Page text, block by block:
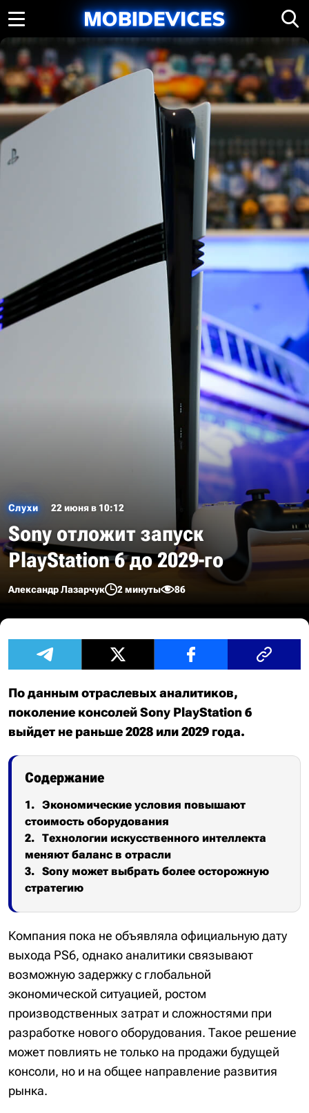
Слухи 22 июня в 10:12
Sony отложит запуск
PlayStation 6 до 2029-го
Александр Лазарчук 2 минуты 86
По данным отраслевых аналитиков,
поколение консолей Sony PlayStation 6
выйдет не раньше 2028 или 2029 года.
Содержание
Экономические условия повышают
стоимость оборудования
Технологии искусственного интеллекта
меняют баланс в отрасли
Sony может выбрать более осторожную
стратегию
Компания пока не объявляла официальную дату
выхода PS6, однако аналитики связывают
возможную задержку с глобальной
экономической ситуацией, ростом
производственных затрат и сложностями при
разработке нового оборудования. Такое решение
может повлиять не только на продажи будущей
консоли, но и на общее направление развития
рынка.